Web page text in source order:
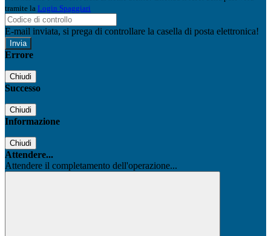
tramite la Login Spaggiari
E-mail inviata, si prega di controllare la casella di posta elettronica!
Errore
Chiudi
Successo
Chiudi
Informazione
Chiudi
Attendere...
Attendere il completamento dell'operazione...